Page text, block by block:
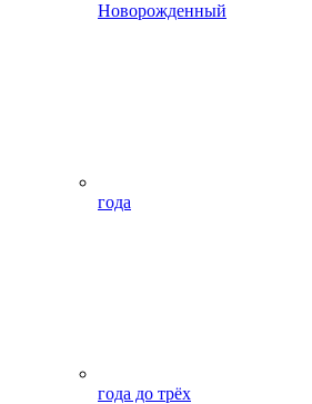
Новорожденный
года
года до трёх